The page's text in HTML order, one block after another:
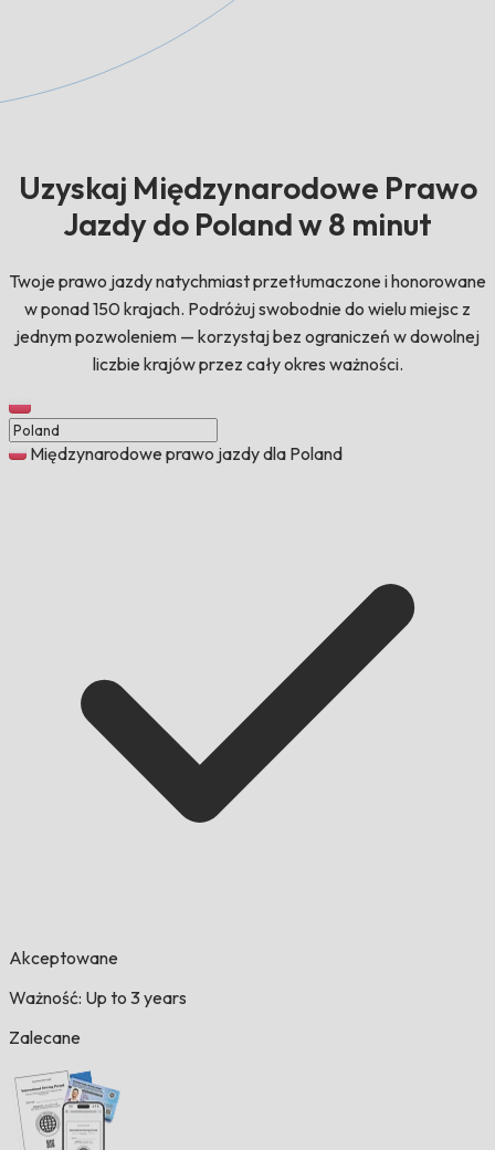
Uzyskaj Międzynarodowe Prawo
Jazdy do Poland w 8 minut
Twoje prawo jazdy natychmiast przetłumaczone i honorowane
w ponad 150 krajach. Podróżuj swobodnie do wielu miejsc z
jednym pozwoleniem — korzystaj bez ograniczeń w dowolnej
liczbie krajów przez cały okres ważności.
Międzynarodowe prawo jazdy dla Poland
Akceptowane
Ważność: Up to 3 years
Zalecane